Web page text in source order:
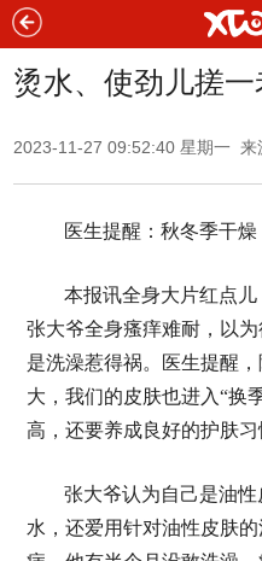
烫水、使劲儿搓
2023-11-27 09:52:40 星期一 来
医生提醒：秋冬季干
本报讯全身大片红点
张大爷全身瘙痒难耐，以
是洗澡惹得祸。医生提醒
大，我们的皮肤也进入“换
高，还要养成良好的护肤习
张大爷认为自己是油
水，还爱用针对油性皮肤